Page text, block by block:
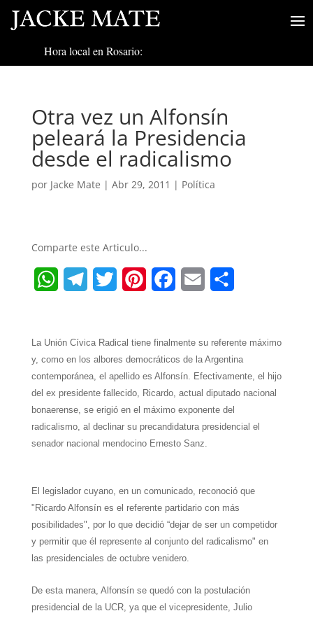
Hora local en Rosario:
Otra vez un Alfonsín
peleará la Presidencia
desde el radicalismo
por Jacke Mate | Abr 29, 2011 | Política
Comparte este Articulo...
a
t
s
A
p
l
e
g
r
a
i
t
t
e
r
n
t
e
r
e
t
c
e
b
o
o
a
i
l
a
r
e
La UniónCívicaRadical tiene finalmente su referente máximo
y, como en los albores democráticos de la Argentina
contemporánea, el apellido es Alfonsín. Efectivamente, el hijo
del ex presidente fallecido, Ricardo, actual diputado nacional
bonaerense, se erigió en el máximo exponente del
radicalismo, al declinar su precandidatura presidencial el
senador nacional mendocino Ernesto Sanz.
El legislador cuyano, en un comunicado, reconoció que
"Ricardo Alfonsín es el referente partidario con más
posibilidades", por lo que decidió “dejar de ser un competidor
y permitir que él represente al conjunto del radicalismo" en
las presidenciales de octubre venidero.
De esta manera, Alfonsín se quedó con la postulación
presidencial de la UCR, ya que el vicepresidente, Julio